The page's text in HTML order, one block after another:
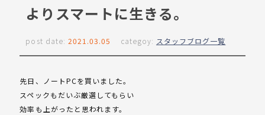
よりスマートに生きる。
post date: 2021.03.05 categoy: スタッフブログ一覧
先日、ノートPCを買いました。
スペックもだいぶ厳選してもらい
効率も上がったと思われます。